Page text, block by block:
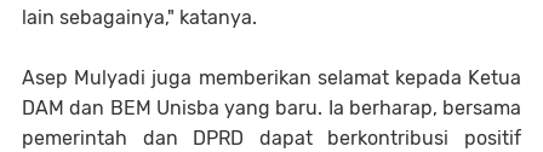
lain sebagainya," katanya.
Asep Mulyadi juga memberikan selamat kepada Ketua
DAM dan BEM Unisba yang baru. Ia berharap, bersama
pemerintah dan DPRD dapat berkontribusi positif